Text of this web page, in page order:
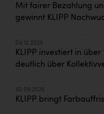
Mit fairer Bezahlung
gewinnt KLIPP
04.12.2025
KLIPP investiert in
deutlich über
30.09.2025
KLIPP bringt